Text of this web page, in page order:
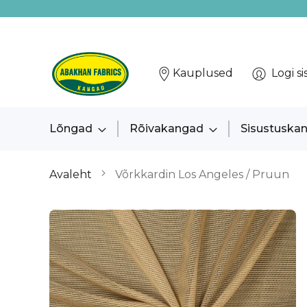
Kauplused Logi
Lõngad Rõivakangad
Avaleht Võrkkardin Los Angeles / Pruun
Skip
to
the
end
of
the